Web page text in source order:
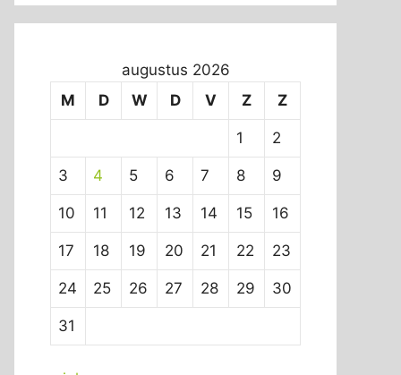
augustus 2026
M
D W D V Z Z
1 2
3 4 5 6 7 8 9
10 11 12 13 14 15 16
17 18 19 20 21 22 23
24 25 26 27 28 29 30
31